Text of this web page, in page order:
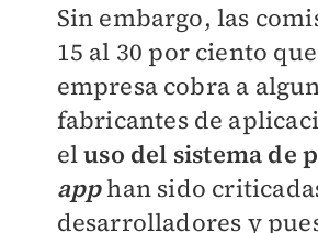
Sin embargo, las
15 al 30 por ciento
empresa cobra a
fabricantes de
eluso del sistema de
apphan sido
desarrolladores y